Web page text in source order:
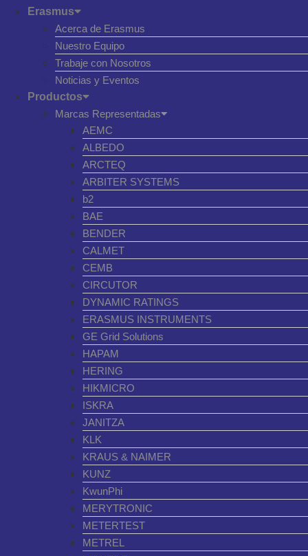
Erasmus
Acerca de Erasmus
Nuestro Equipo
Trabaje con Nosotros
Noticias y Eventos
Productos
Marcas Representadas
AEMC
ALBEDO
ARCTEQ
ARBITER SYSTEMS
b2
BAE
BENDER
CALMET
CEMB
CIRCUTOR
DYNAMIC RATINGS
ERASMUS INSTRUMENTS
GE Grid Solutions
HAPAM
HERING
HIKMICRO
ISKRA
JANITZA
KLK
KRAUS & NAIMER
KUNZ
KwunPhi
MERYTRONIC
METERTEST
METREL